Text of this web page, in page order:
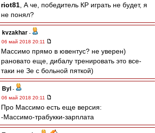
riot81 , А че, победитель КР играть не будет, я
не понял?
kvzakhar -
06 май 2018 20:11
Массимо прямо в ювентус? не уверен)
рановато еще, дибалу тренировать это все-
таки не Зе с больной пяткой)
Byl -
06 май 2018 20:11
Про Массимо есть еще версия:
-Массимо-трабукки-зарплата